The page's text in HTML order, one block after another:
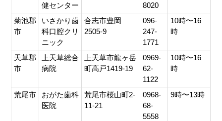
健センター
8020
菊池郡
市
いさかり歯
科口腔クリ
ニック
合志市豊岡
2505-9
096-
247-
1771
10時〜16
時
天草郡
市
上天草総合
病院
上天草市龍ヶ岳
町高戸1419-19
0969-
62-
1122
10時〜16
時
荒尾市
おがた歯科
医院
荒尾市桜山町2-
11-21
0968-
68-
5558
9時〜13時